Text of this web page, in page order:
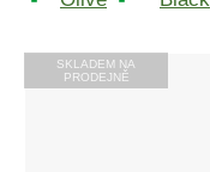
SKLADEM NA
PRODEJNĚ